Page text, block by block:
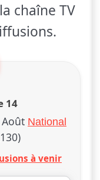
chaîne TV
14
National
à venir